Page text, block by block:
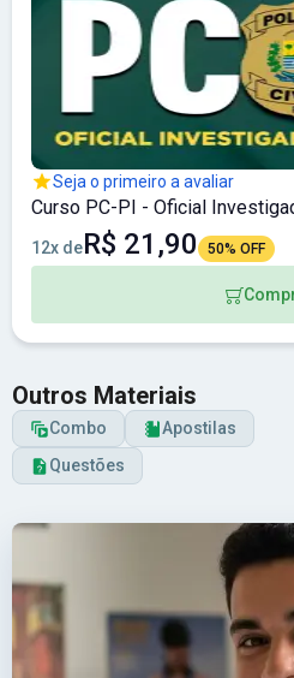
Seja o primeiro a avaliar
Curso PC-PI - Oficial
12x deR$ 21,90 50% OFF
Outros Materiais
Combo
Apostilas
Questões